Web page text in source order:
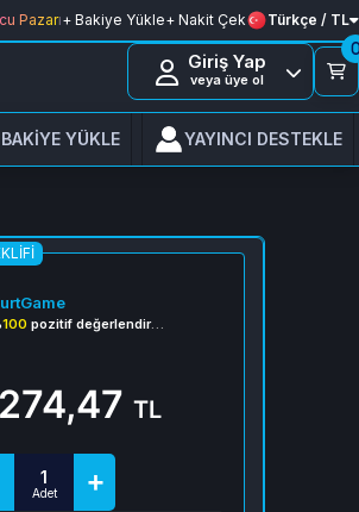
Pazarı+ Bakiye Yükle+ Nakit Çek Türkçe / TL
Giriş Yap
veya üye ol
BAKİYE YÜKLE YAYINCI DESTEKLE
100 pozitif değerlendirme
TL